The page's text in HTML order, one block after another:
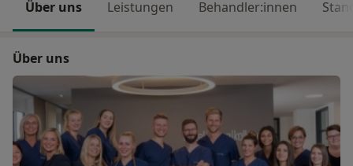
Über uns Leistungen Behandler:innen
Über uns